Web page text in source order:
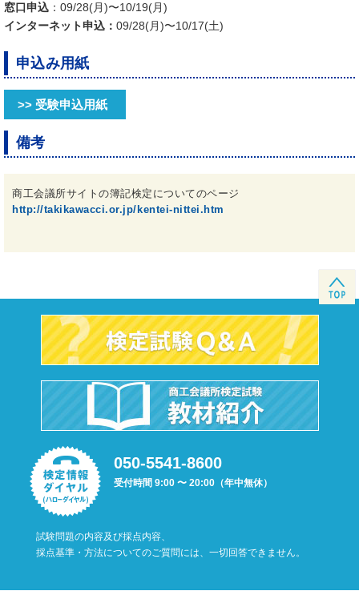
窓口申込 ：09/28(月)〜10/19(月)
インターネット申込： 09/28(月)〜10/17(土)
申込み用紙
>> 受験申込用紙
備考
商工会議所サイトの簿記検定についてのページ
http://takikawacci.or.jp/kentei-nittei.htm
050-5541-8600
受付時間 9:00 〜 20:00（年中無休）
試験問題の内容及び採点内容、
採点基準・方法についてのご質問には、一切回答できません。